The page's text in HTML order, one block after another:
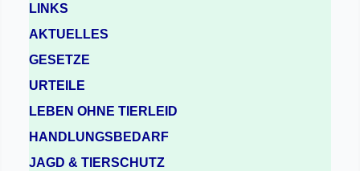
LINKS
AKTUELLES
GESETZE
URTEILE
LEBEN OHNE TIERLEID
HANDLUNGSBEDARF
JAGD & TIERSCHUTZ